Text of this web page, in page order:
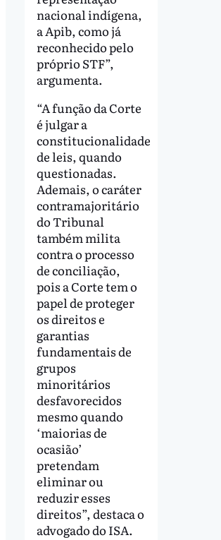
nacional indígena,
a Apib, como já
reconhecido pelo
próprio STF”,
argumenta.
“A função da Corte
é julgar a
constitucionalidade
de leis, quando
questionadas.
Ademais, o caráter
contramajoritário
do Tribunal
também milita
contra o processo
de conciliação,
pois a Corte tem o
papel de proteger
os direitos e
garantias
fundamentais de
grupos
minoritários
desfavorecidos
mesmo quando
‘maiorias de
ocasião’
pretendam
eliminar ou
reduzir esses
direitos”, destaca o
advogado do ISA.